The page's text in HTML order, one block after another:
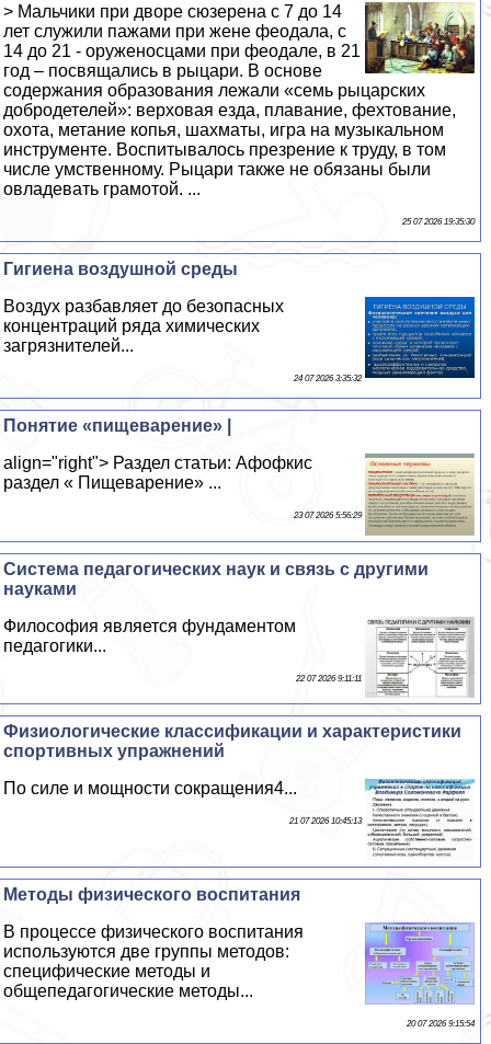
> Мальчики при дворе сюзерена с 7 до 14
лет служили пажами при жене феодала, с
14 до 21 - оруженосцами при феодале, в 21
год – посвящались в рыцари. В основе
содержания образования лежали «семь рыцарских
добродетелей»: верховая езда, плавание, фехтование,
охота, метание копья, шахматы, игра на музыкальном
инструменте. Воспитывалось презрение к труду, в том
числе умственному. Рыцари также не обязаны были
овладевать грамотой. ...
25 07 2026 19:35:30
Гигиена воздушной среды
Воздух разбавляет до безопасных
концентраций ряда химических
загрязнителей...
24 07 2026 3:35:32
Понятие «пищеварение» |
align="right"> Раздел статьи: Афофкис
раздел « Пищеварение» ...
23 07 2026 5:56:29
Система педагогических наук и связь с другими
науками
Философия является фундаментом
педагогики...
22 07 2026 9:11:11
Физиологические классификации и хаpaктеристики
спортивных упражнений
По силе и мощности сокращения4...
21 07 2026 10:45:13
Методы физического воспитания
В процессе физического воспитания
используются две группы методов:
специфические методы и
общепедагогические методы...
20 07 2026 9:15:54